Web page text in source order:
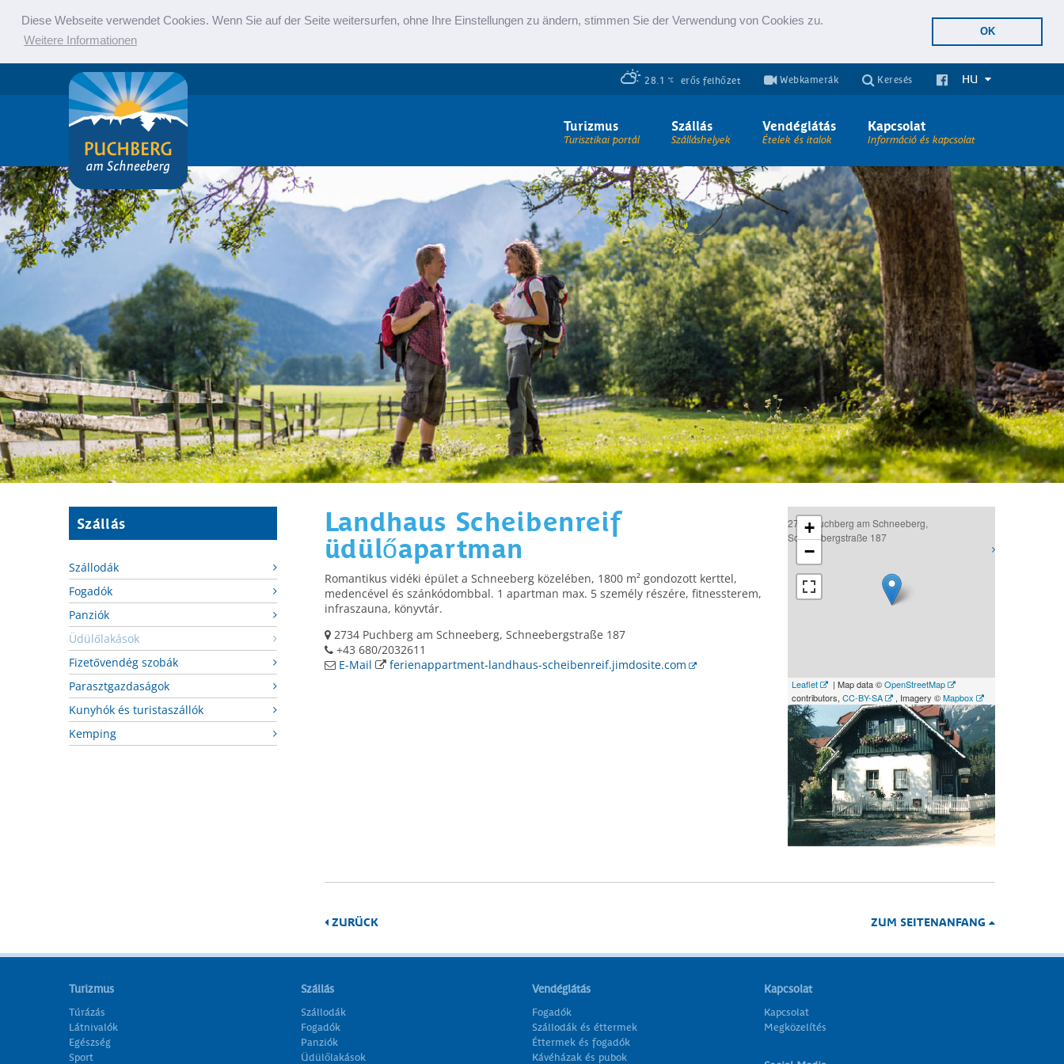
Diese Webseite verwendet Cookies. Wenn Sie auf der Seite weitersurfen, ohne Ihre Einstellungen zu ändern, stimmen Sie der Verwendung von Cookies zu.
Weitere Informationen
OK
HU
28.1 erős felhőzet Webkamerák Keresés
Turizmus Szállás Vendéglátás Kapcsolat
Szállás
Szállodák
Fogadók
Panziók
Üdülőlakások
Fizetővendég szobák
Parasztgazdaságok
Kunyhók és turistaszállók
Kemping
Landhaus Scheibenreif
üdülőapartman
Romantikus vidéki épület a Schneeberg közelében, 1800 m² gondozott kerttel,
medencével és szánkódombbal. 1 apartman max. 5 személy részére, fitnessterem,
infraszauna, könyvtár.
2734 Puchberg am Schneeberg, Schneebergstraße 187
+43 680/2032611
E-Mail
ferienappartment-landhaus-scheibenreif.jimdosite.com
2734 Puchberg am Schneeberg,
Schneebergstraße 187
+
−
Leaflet | Map data ©OpenStreetMap
contributors, CC-BY-SA , Imagery ©Mapbox
ZURÜCK ZUM SEITENANFANG
Turizmus
Túrázás
Látnivalók
Egészség
Sport
Szállás
Szállodák
Fogadók
Panziók
Üdülőlakások
Vendéglátás
Fogadók
Szállodák és éttermek
Éttermek és fogadók
Kávéházak és pubok
Kapcsolat
Kapcsolat
Megközelítés